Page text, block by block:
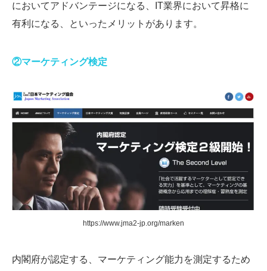
においてアドバンテージになる、IT業界において昇格に
有利になる、といったメリットがあります。
②マーケティング検定
https://www.jma2-jp.org/marken
内閣府が認定する、マーケティング能力を測定するため